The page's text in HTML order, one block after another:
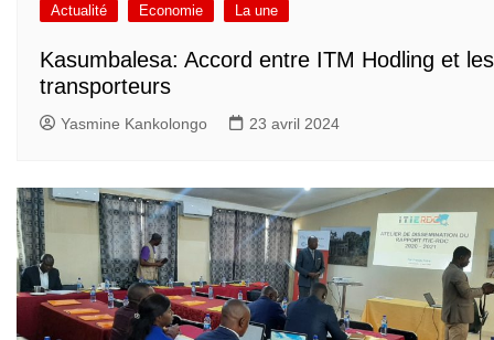
Actualité Economie La une
Kasumbalesa: Accord entre ITM Hodling et les
transporteurs
Yasmine Kankolongo 23 avril 2024